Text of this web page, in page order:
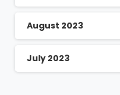
August 2023
July 2023